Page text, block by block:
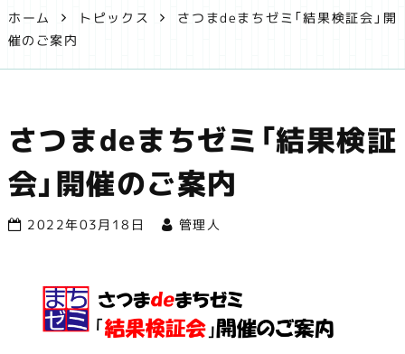
事業者支援
と地域振興
す！
ホーム トピックス
さつまdeまちゼミ「結果検証会」開
催のご案内
さつまdeまちゼミ「結果検証
会」開催のご案内
2022年03月18日 管理人